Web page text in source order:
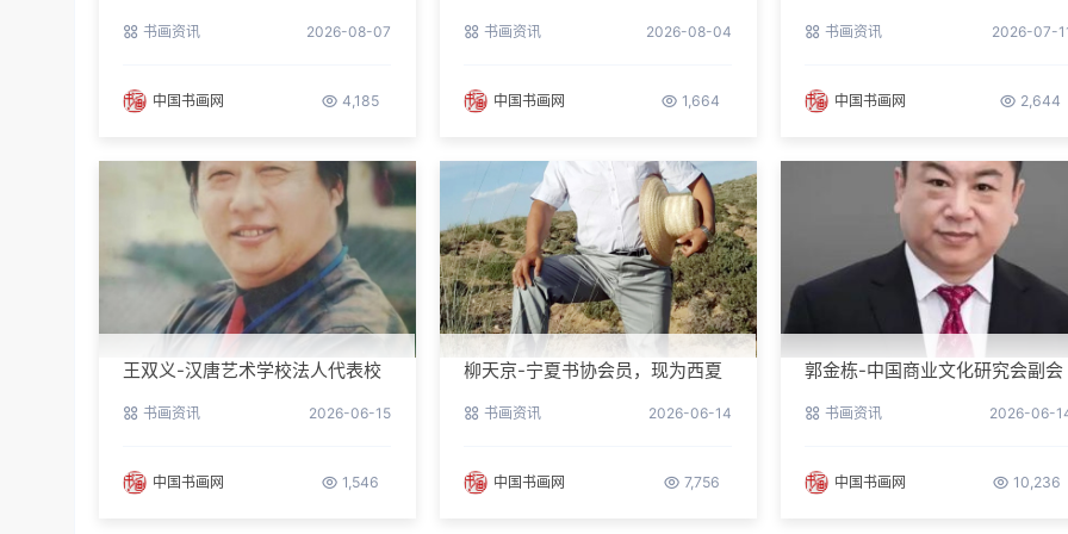
书画资讯 2026-08-07
中国书画网 4,185
书画资讯 2026-08-04
中国书画网 1,664
书画资讯 2026-07-
中国书画网 2,644
王双义-汉唐艺术学校法人代表校
书画资讯 2026-06-15
中国书画网 1,546
柳天京-宁夏书协会员，现为西夏
书画资讯 2026-06-14
中国书画网 7,756
郭金栋-中国商业文化研究会副会
书画资讯 2026-06-
中国书画网 10,236